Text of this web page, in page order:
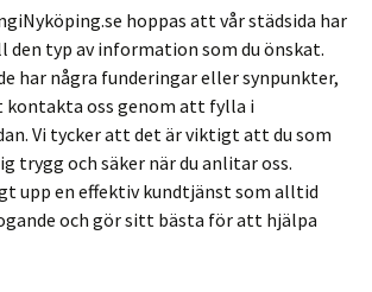
hoppas att vår städsida har
typ av information som du önskat.
har några funderingar eller synpunkter,
kontakta oss genom att fylla i
Vi tycker att det är viktigt att du som
trygg och säker när du anlitar oss.
upp en effektiv kundtjänst som alltid
och gör sitt bästa för att hjälpa